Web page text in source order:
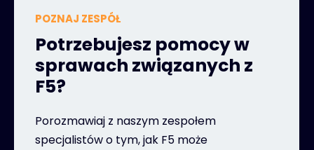
POZNAJ ZESPÓŁ
Potrzebujesz pomocy w
sprawach związanych z
F5?
Porozmawiaj z naszym zespołem
specjalistów o tym, jak F5 może